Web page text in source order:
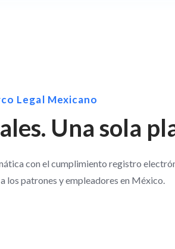
Legal Mexicano
Una sola
con el cumplimiento registro
los patrones y empleadores en México.